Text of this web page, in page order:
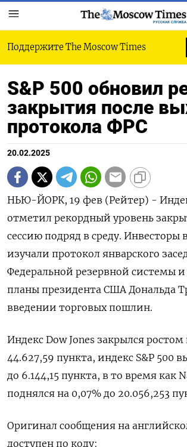
РУССКАЯ СЛУЖБА
Поддержите The Moscow Times
S&P 500 обновил
закрытия после
протокола ФРС
20.02.2025
НЬЮ-ЙОРК, 19 фев (Рейтер) -
отметил рекордный уровень
сессию подряд в среду. Инвесторы
изучали протокол январского
Федеральной резервной системы
планы президента США Дональда
введении торговых пошлин.
Индекс Dow Jones закрылся ростом
44.627,59 пункта, индекс S&P 500
до 6.144,15 пункта​, в то время как
поднялся на 0,07% до 20.056,253
Оригинал сообщения на
доступен по коду: